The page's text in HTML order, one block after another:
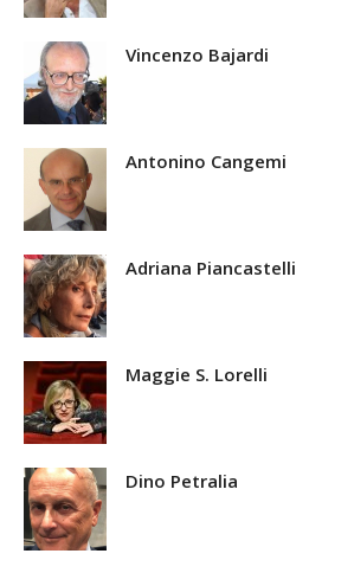
Vincenzo Bajardi
Antonino Cangemi
Adriana Piancastelli
Maggie S. Lorelli
Dino Petralia